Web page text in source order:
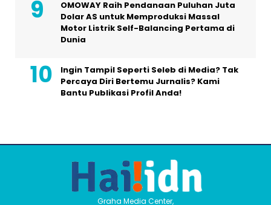
OMOWAY Raih Pendanaan Puluhan Juta
Dolar AS untuk Memproduksi Massal
Motor Listrik Self-Balancing Pertama di
Dunia
Ingin Tampil Seperti Seleb di Media? Tak
Percaya Diri Bertemu Jurnalis? Kami
Bantu Publikasi Profil Anda!
Graha Media Center,